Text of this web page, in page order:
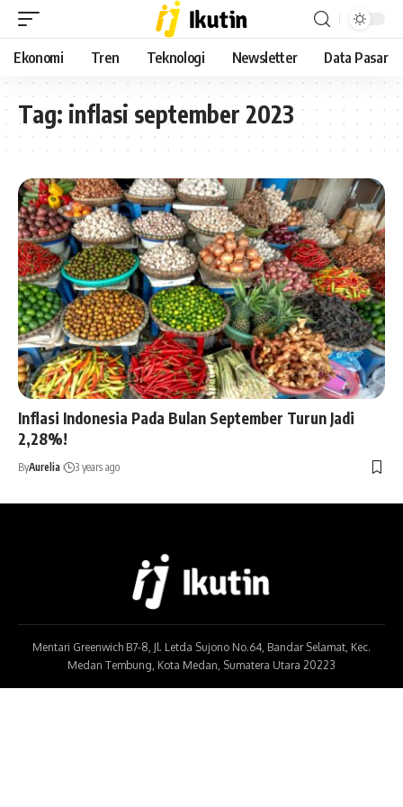
Ekonomi Tren Teknologi Newsletter Data Pasar
Tag: inflasi september 2023
Inflasi Indonesia Pada Bulan September Turun Jadi
2,28%!
ByAurelia 3 years ago
Mentari Greenwich B7-8, Jl. Letda Sujono No.64, Bandar Selamat, Kec.
Medan Tembung, Kota Medan, Sumatera Utara 20223